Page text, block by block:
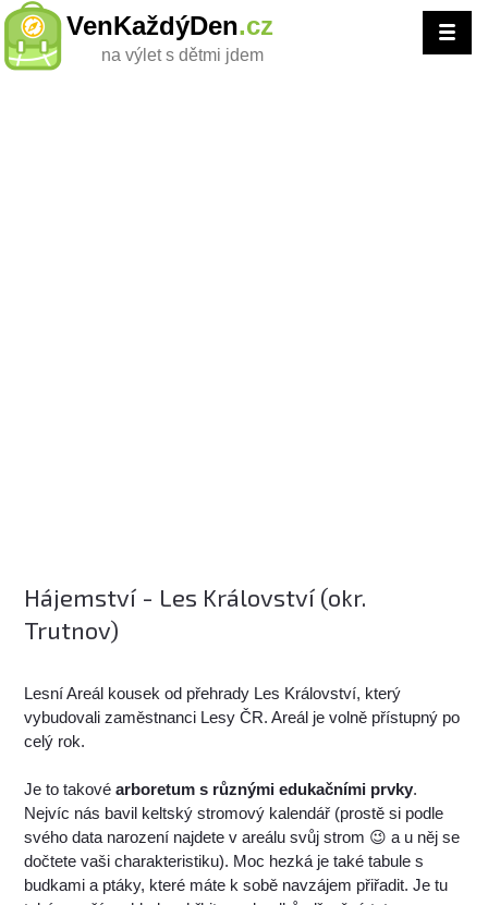
VenKaždýDen.cz
na výlet s dětmi jdem
Hájemství - Les Království (okr.
Trutnov)
Lesní Areál kousek od přehrady Les Království, který
vybudovali zaměstnanci Lesy ČR. Areál je volně přístupný po
celý rok.
Je to takovéarboretum s různými edukačními prvky.
Nejvíc nás bavil keltský stromový kalendář (prostě si podle
svého data narození najdete v areálu svůj strom 😉 a u něj se
dočtete vaši charakteristiku). Moc hezká je také tabule s
budkami a ptáky, které máte k sobě navzájem přiřadit. Je tu